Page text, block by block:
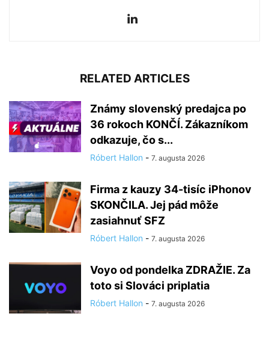
RELATED ARTICLES
Známy slovenský predajca po
36 rokoch KONČÍ. Zákazníkom
odkazuje, čo s...
Róbert Hallon - 7. augusta 2026
Firma z kauzy 34-tisíc iPhonov
SKONČILA. Jej pád môže
zasiahnuť SFZ
Róbert Hallon - 7. augusta 2026
Voyo od pondelka ZDRAŽIE. Za
toto si Slováci priplatia
Róbert Hallon - 7. augusta 2026